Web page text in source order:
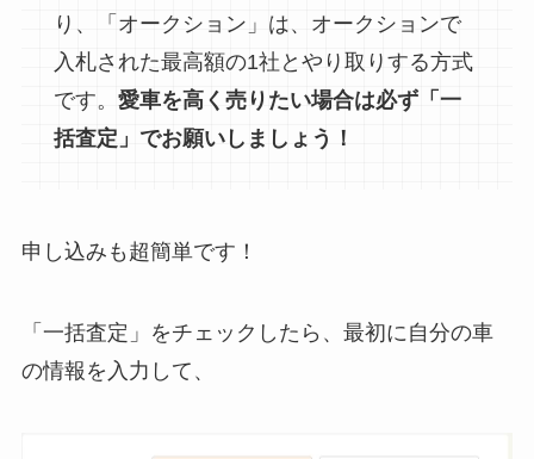
り、「オークション」は、オークションで
入札された最高額の1社とやり取りする方式
です。 愛車を高く売りたい場合は必ず「一
括査定」でお願いしましょう！
申し込みも超簡単です！
「一括査定」をチェックしたら、最初に自分の車
の情報を入力して、